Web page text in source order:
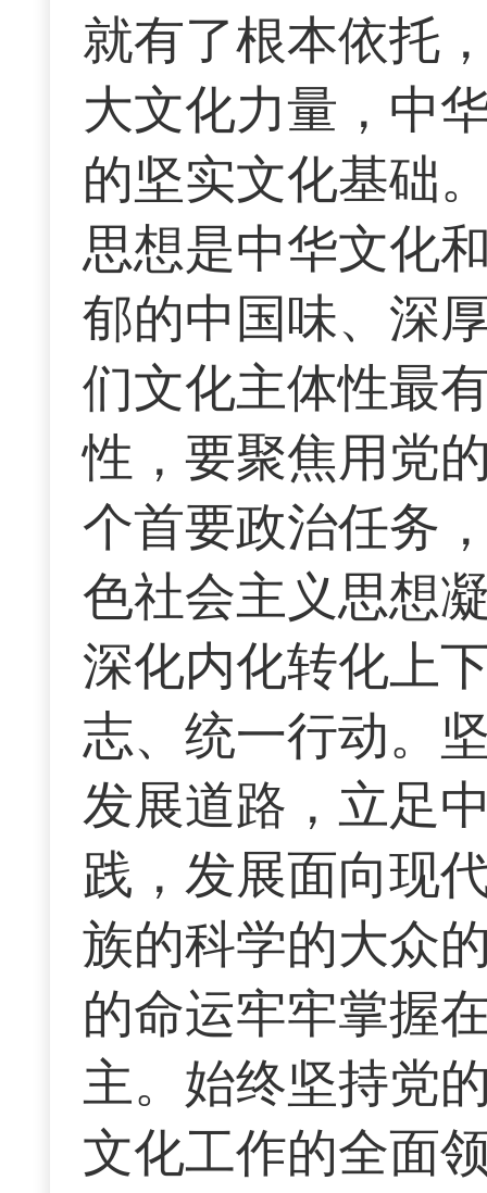
就有了根本依托
大文化力量，中
的坚实文化基础
思想是中华文化
郁的中国味、深
们文化主体性最
性，要聚焦用党
个首要政治任务
色社会主义思想
深化内化转化上
志、统一行动。
发展道路，立足
践，发展面向现
族的科学的大众
的命运牢牢掌握
主。始终坚持党
文化工作的全面